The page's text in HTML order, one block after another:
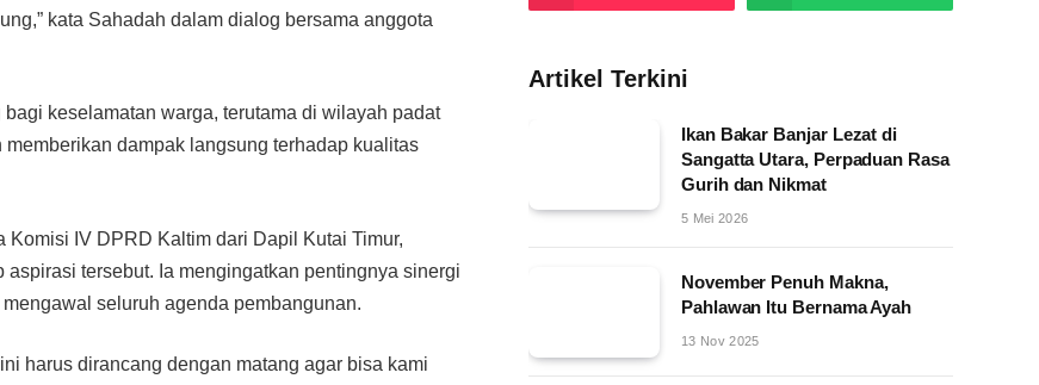
kata Sahadah dalam dialog bersama anggota
keselamatan warga, terutama di wilayah padat
dampak langsung terhadap kualitas
IV DPRD Kaltim dari Dapil Kutai Timur,
tersebut. Ia mengingatkan pentingnya sinergi
seluruh agenda pembangunan.
harus dirancang dengan matang agar bisa kami
Artikel Terkini
Ikan Bakar Banjar Lezat di
Sangatta Utara, Perpaduan Rasa
Gurih dan Nikmat
5 Mei 2026
November Penuh Makna,
Pahlawan Itu Bernama Ayah
13 Nov 2025